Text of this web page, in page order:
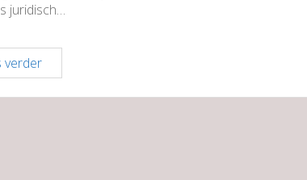
juridisch…
verderAdvocatenkantoor
Erik
de